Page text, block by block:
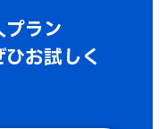
ラン
お試しく